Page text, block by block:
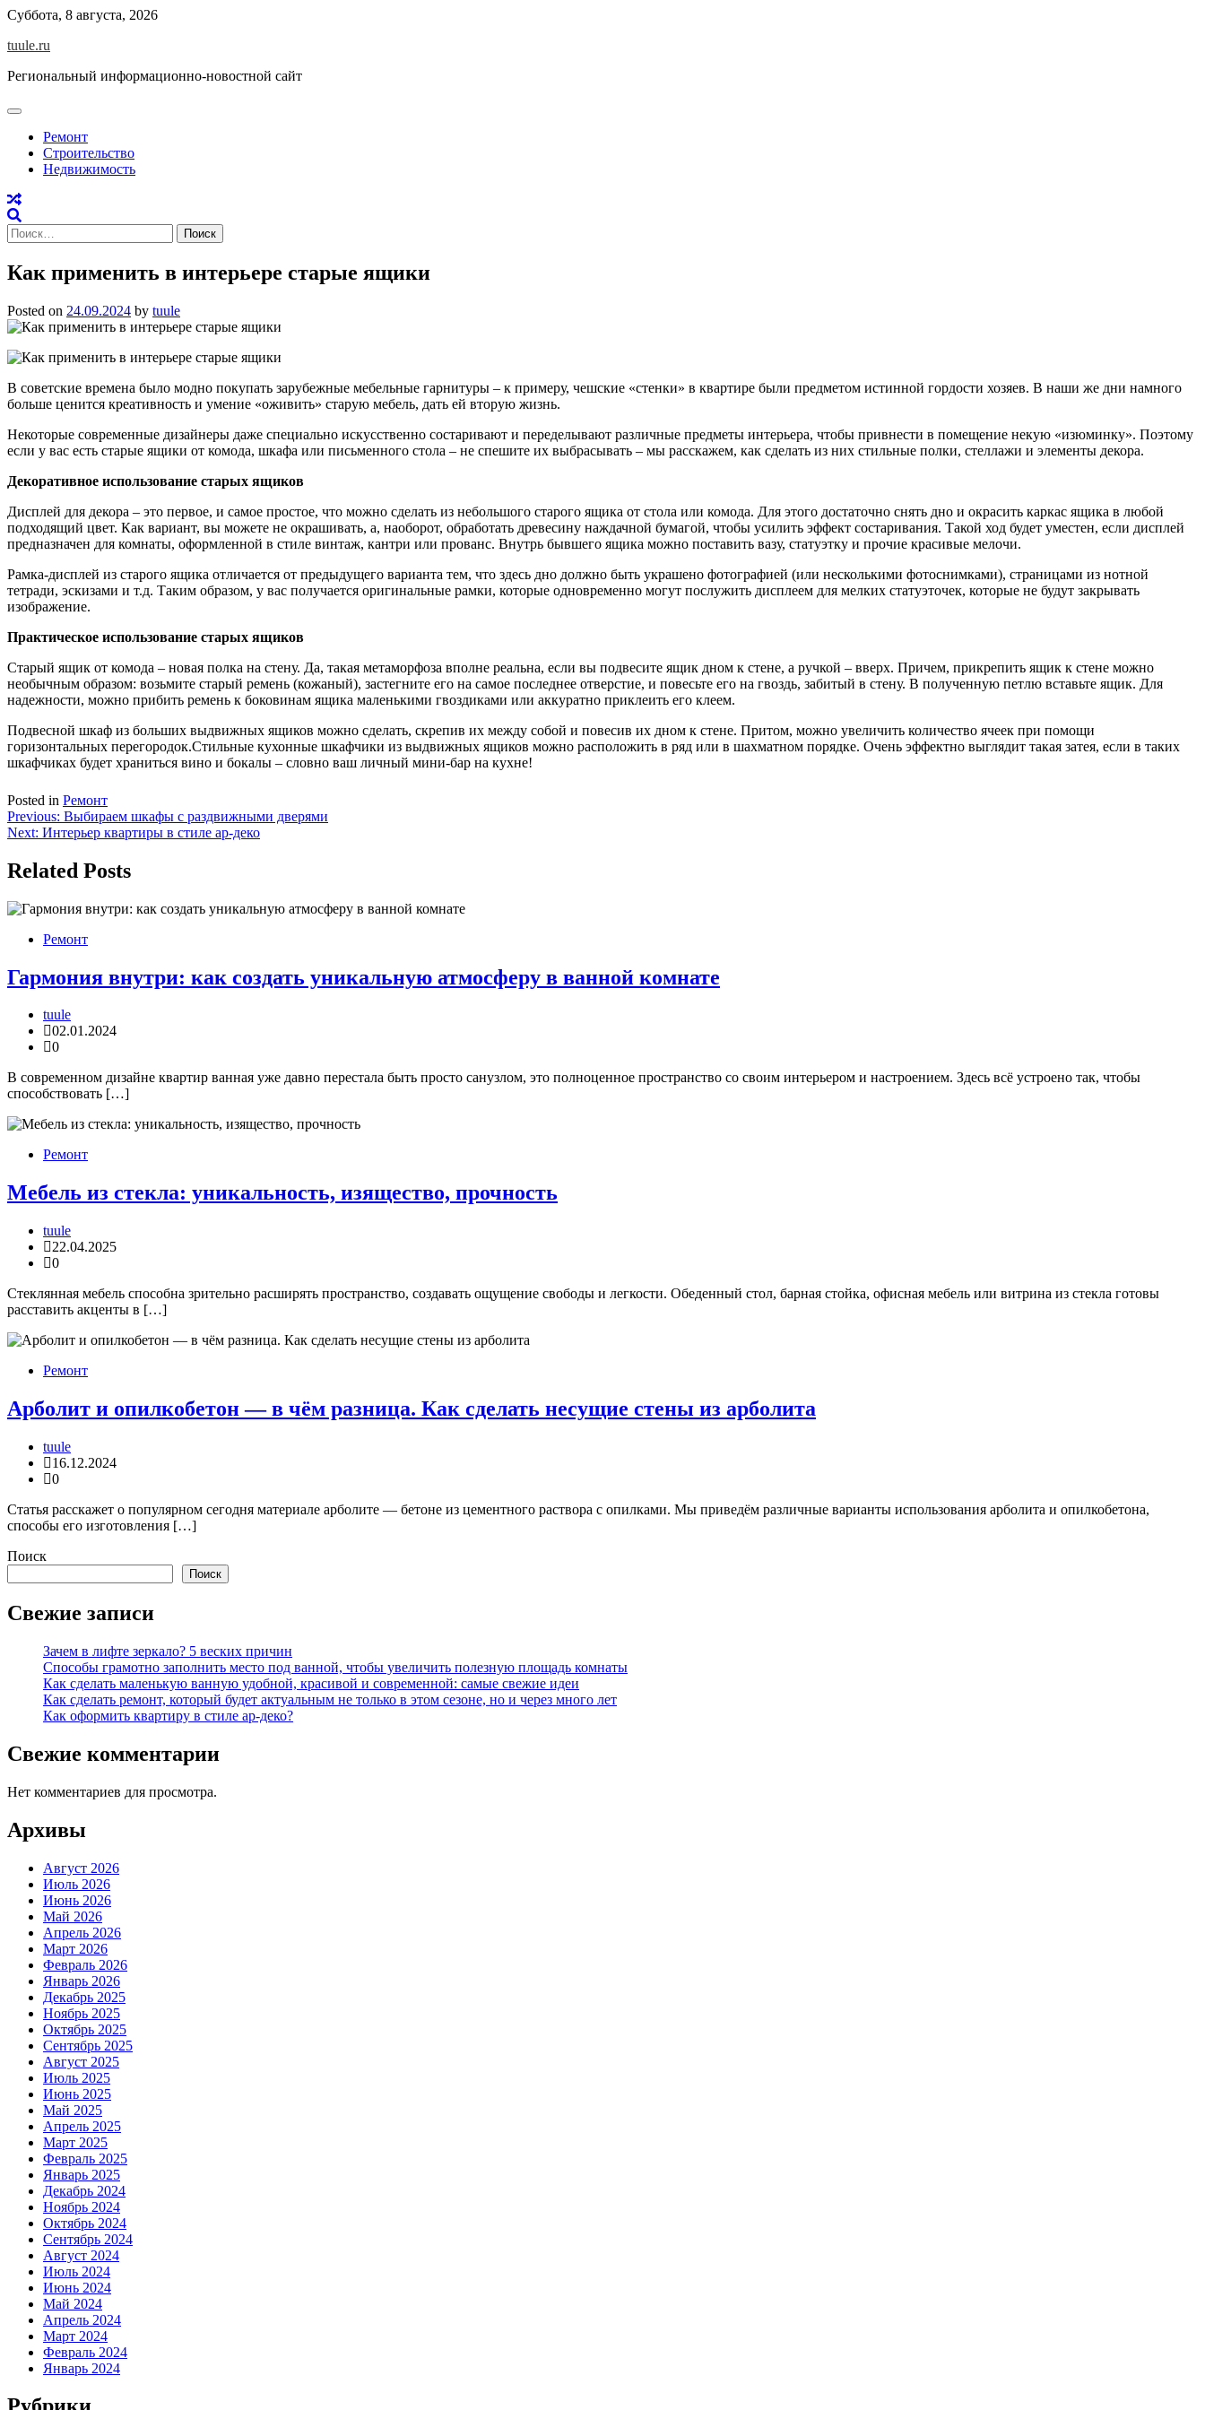
Skip
content
Суббота, 8 августа, 2026
tuule.ru
Региональный информационно-новостной сайт
Ремонт
Строительство
Недвижимость
Найти:
Как применить в интерьере старые ящики
Posted on 24.09.2024 by tuule
В советские времена было модно покупать зарубежные мебельные гарнитуры – к примеру, чешские «стенки» в квартире были предметом истинной гордости хозяев. В наши же дни намного
больше ценится креативность и умение «оживить» старую мебель, дать ей вторую жизнь.
Некоторые современные дизайнеры даже специально искусственно состаривают и переделывают различные предметы интерьера, чтобы привнести в помещение некую «изюминку». Поэтому
если у вас есть старые ящики от комода, шкафа или письменного стола – не спешите их выбрасывать – мы расскажем, как сделать из них стильные полки, стеллажи и элементы декора.
Декоративное использование старых ящиков
Дисплей для декора – это первое, и самое простое, что можно сделать из небольшого старого ящика от стола или комода. Для этого достаточно снять дно и окрасить каркас ящика в любой
подходящий цвет. Как вариант, вы можете не окрашивать, а, наоборот, обработать древесину наждачной бумагой, чтобы усилить эффект состаривания. Такой ход будет уместен, если дисплей
предназначен для комнаты, оформленной в стиле винтаж, кантри или прованс. Внутрь бывшего ящика можно поставить вазу, статуэтку и прочие красивые мелочи.
Рамка-дисплей из старого ящика отличается от предыдущего варианта тем, что здесь дно должно быть украшено фотографией (или несколькими фотоснимками), страницами из нотной
тетради, эскизами и т.д. Таким образом, у вас получается оригинальные рамки, которые одновременно могут послужить дисплеем для мелких статуэточек, которые не будут закрывать
изображение.
Практическое использование старых ящиков
Старый ящик от комода – новая полка на стену. Да, такая метаморфоза вполне реальна, если вы подвесите ящик дном к стене, а ручкой – вверх. Причем, прикрепить ящик к стене можно
необычным образом: возьмите старый ремень (кожаный), застегните его на самое последнее отверстие, и повесьте его на гвоздь, забитый в стену. В полученную петлю вставьте ящик. Для
надежности, можно прибить ремень к боковинам ящика маленькими гвоздиками или аккуратно приклеить его клеем.
Подвесной шкаф из больших выдвижных ящиков можно сделать, скрепив их между собой и повесив их дном к стене. Притом, можно увеличить количество ячеек при помощи
горизонтальных перегородок.Стильные кухонные шкафчики из выдвижных ящиков можно расположить в ряд или в шахматном порядке. Очень эффектно выглядит такая затея, если в таких
шкафчиках будет храниться вино и бокалы – словно ваш личный мини-бар на кухне!
Posted in Ремонт
Навигация
по
записям
Previous: Выбираем шкафы с раздвижными дверями
Next: Интерьер квартиры в стиле ар-деко
Related Posts
Ремонт
Гармония внутри: как создать уникальную атмосферу в ванной комнате
tuule
02.01.2024
0
В современном дизайне квартир ванная уже давно перестала быть просто санузлом, это полноценное пространство со своим интерьером и настроением. Здесь всё устроено так, чтобы
способствовать […]
Ремонт
Мебель из стекла: уникальность, изящество, прочность
tuule
22.04.2025
0
Стеклянная мебель способна зрительно расширять пространство, создавать ощущение свободы и легкости. Обеденный стол, барная стойка, офисная мебель или витрина из стекла готовы
расставить акценты в […]
Ремонт
Арболит и опилкобетон — в чём разница. Как сделать несущие стены из арболита
tuule
16.12.2024
0
Статья расскажет о популярном сегодня материале арболите — бетоне из цементного раствора с опилками. Мы приведём различные варианты использования арболита и опилкобетона,
способы его изготовления […]
Поиск
Поиск
Свежие записи
Зачем в лифте зеркало? 5 веских причин
Способы грамотно заполнить место под ванной, чтобы увеличить полезную площадь комнаты
Как сделать маленькую ванную удобной, красивой и современной: самые свежие идеи
Как сделать ремонт, который будет актуальным не только в этом сезоне, но и через много лет
Как оформить квартиру в стиле ар-деко?
Свежие комментарии
Нет комментариев для просмотра.
Архивы
Август 2026
Июль 2026
Июнь 2026
Май 2026
Апрель 2026
Март 2026
Февраль 2026
Январь 2026
Декабрь 2025
Ноябрь 2025
Октябрь 2025
Сентябрь 2025
Август 2025
Июль 2025
Июнь 2025
Май 2025
Апрель 2025
Март 2025
Февраль 2025
Январь 2025
Декабрь 2024
Ноябрь 2024
Октябрь 2024
Сентябрь 2024
Август 2024
Июль 2024
Июнь 2024
Май 2024
Апрель 2024
Март 2024
Февраль 2024
Январь 2024